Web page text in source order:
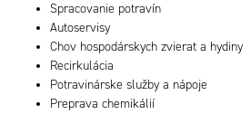
Spracovanie potravín
Autoservisy
Chov hospodárskych zvierat a hydiny
Recirkulácia
Potravinárske služby a nápoje
Preprava chemikálií